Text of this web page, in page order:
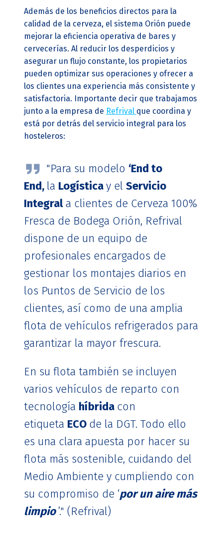
Además de los beneficios directos para la
calidad de la cerveza, el sistema Orión puede
mejorar la eficiencia operativa de bares y
cervecerías. Al reducir los desperdicios y
asegurar un flujo constante, los propietarios
pueden optimizar sus operaciones y ofrecer a
los clientes una experiencia más consistente y
satisfactoria. Importante decir que trabajamos
junto a la empresa de Refrival que coordina y
está por detrás del servicio integral para los
hosteleros:
"Para su modelo ‘End to
End, la Logísticay el Servicio
Integrala clientes de Cerveza 100%
Fresca de Bodega Orión, Refrival
dispone de un equipo de
profesionales encargados de
gestionar los montajes diarios en
los Puntos de Servicio de los
clientes, así como de una amplia
flota de vehículos refrigerados para
garantizar la mayor frescura.
En su flota también se incluyen
varios vehículos de reparto con
tecnología híbrida con
etiqueta ECO de la DGT. Todo ello
es una clara apuesta por hacer su
flota más sostenible, cuidando del
Medio Ambiente y cumpliendo con
su compromiso de ‘por un aire más
limpio’." (Refrival)